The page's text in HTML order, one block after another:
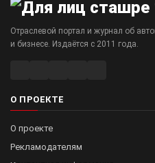
Отраслевой портал и журнал об
и бизнесе. Издаётся с 2011 года.
О ПРОЕКТЕ
О проекте
Рекламодателям